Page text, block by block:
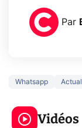
Par
Whatsapp
Vidéos
5
jeux dans